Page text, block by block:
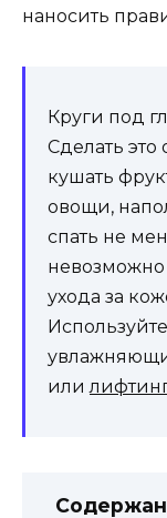
Круги под
Сделать это
кушать
овощи,
спать не
невозможно
ухода за
или